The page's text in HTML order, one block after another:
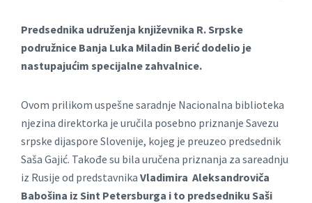
Predsednika udruženja književnika R. Srpske
podružnice Banja Luka Miladin Berić dodelio je
nastupajućim specijalne zahvalnice.
Ovom prilikom uspešne saradnje Nacionalna biblioteka
njezina direktorka je uručila posebno priznanje Savezu
srpske dijaspore Slovenije, kojeg je preuzeo predsednik
Saša Gajić. Takođe su bila uručena priznanja za sareadnju
iz Rusije od predstavnika Vladimira Aleksandroviča
Babošina iz Sint Petersburga i to predsedniku Saši